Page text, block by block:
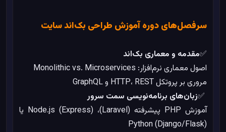
سرفصل‌های دوره آموزش طراحی بک‌اند سایت
✅مقدمه و معماری بک‌اند
اصول معماری نرم‌افزار: Monolithic vs. Microservices
مروری بر پروتکل HTTP، REST و GraphQL
✅زبان‌های برنامه‌نویسی سمت سرور
آموزش PHP پیشرفته (Laravel)، Node.js (Express) یا
Python (Django/Flask)